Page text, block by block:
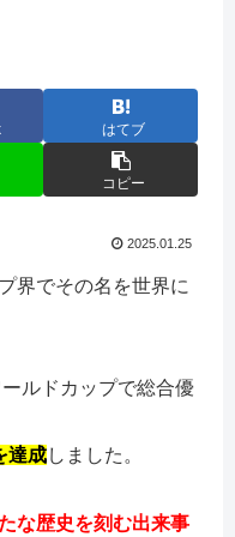
はてブ
コピー
2025.01.25
界でその名を世界に
ルドカップで総合優
達成しました。
な歴史を刻む出来事